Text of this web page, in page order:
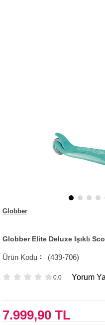
Globber
Globber Elite Deluxe Işıklı
(439-706)
0.0 Yorum
7.999,90 TL